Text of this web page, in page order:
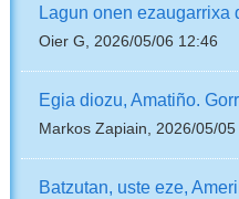
Lagun onen ezaugarrixa
Oier G, 2026/05/06 12:46
Egia diozu, Amatiño.
Markos Zapiain, 2026/05/05
Batzutan, uste eze,